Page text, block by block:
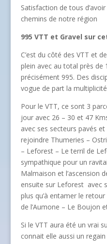
Satisfaction de tous
chemins de notre région
995 VTT et Gravel sur
C’est du côté des VTT et
plein avec au total près de
précisément 995. Des
vogue de part la
Pour le VTT, ce sont 3
jour avec 26 – 30 et 47
avec ses secteurs pavés
rejoindre Thumeries –
– Leforest – Le terril de
sympathique pour un
Malmaison et l’ascension
ensuite sur Leforest ­ avec
plus qu’à entamer le
de l’Aumone – Le Boujon
Si le VTT aura été un vrai
connait elle aussi un